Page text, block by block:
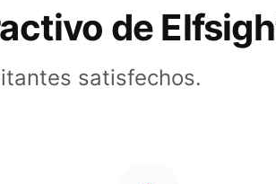
de
satisfechos.